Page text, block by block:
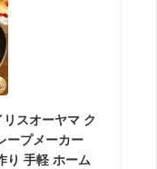
スオーヤマ ク
ープメーカー
り 手軽 ホーム